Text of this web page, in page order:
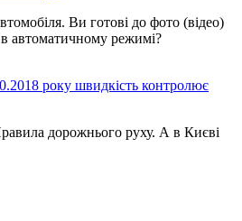
Ви готові до фото (відео)
автоматичному режимі?
року швидкість контролює
дорожнього руху. А в Києві